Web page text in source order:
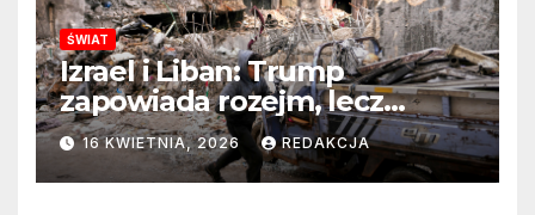
ŚWIAT
Izrael i Liban: Trump
zapowiada rozejm, lecz
perspektywa zakończenia
wojny wciąż odległa
16 KWIETNIA, 2026 REDAKCJA